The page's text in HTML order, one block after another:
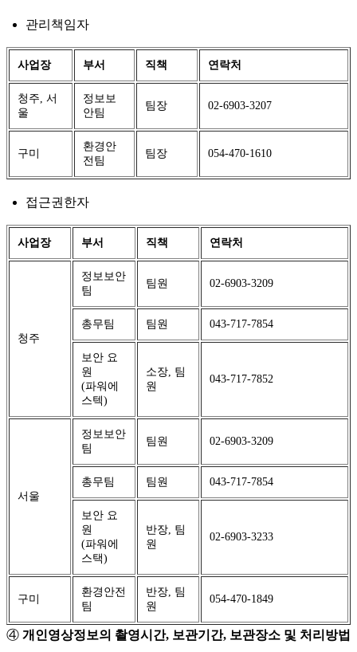
관리책임자
사업장 부서 직책 연락처
청주, 서
울
정보보
안팀
팀장 02-6903-3207
구미
환경안
전팀
팀장 054-470-1610
접근권한자
사업장 부서 직책 연락처
청주
정보보안
팀
팀원 02-6903-3209
총무팀 팀원 043-717-7854
보안 요
원
(파워에
스텍)
소장, 팀
원
043-717-7852
서울
정보보안
팀
팀원 02-6903-3209
총무팀 팀원 043-717-7854
보안 요
원
(파워에
스택)
반장, 팀
원
02-6903-3233
구미
환경안전
팀
반장, 팀
원
054-470-1849
④ 개인영상정보의 촬영시간, 보관기간, 보관장소 및 처리방법